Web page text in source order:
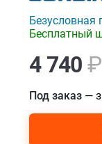
Безусловная
Бесплатный
4 740₽
Под заказ —